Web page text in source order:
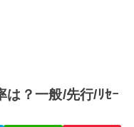
は？一般/先行/ﾘｾｰ